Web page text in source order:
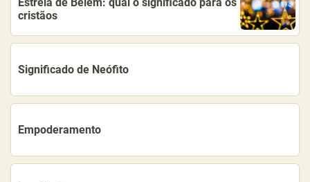
Estrela de Belém: qual o significado para os
cristãos
Significado de Neófito
Empoderamento